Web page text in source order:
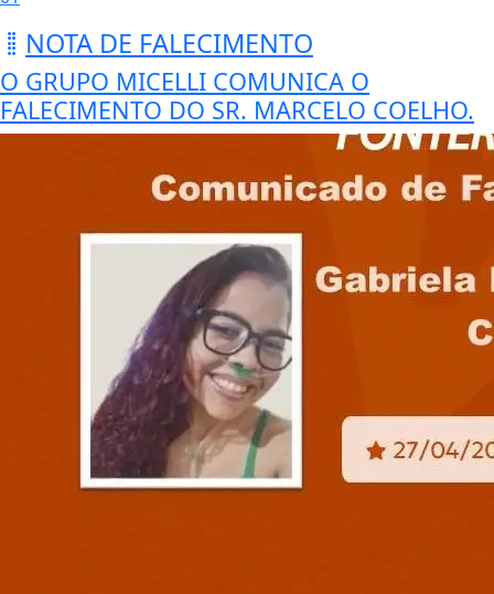
NOTA DE FALECIMENTO
O GRUPO MICELLI COMUNICA O
FALECIMENTO DO SR. MARCELO COELHO.